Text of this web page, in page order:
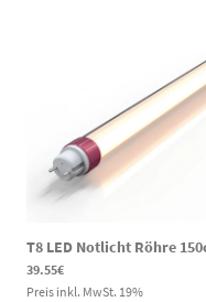
39.55€
Preis inkl. MwSt. 19%